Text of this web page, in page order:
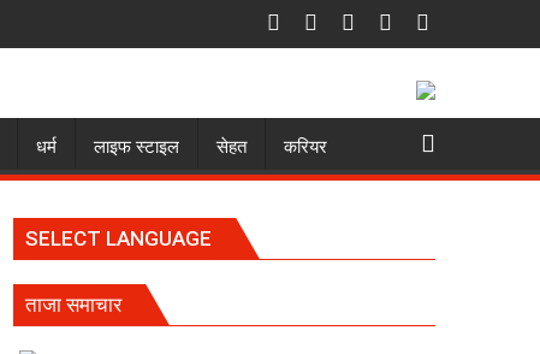
धर्म लाइफ स्टाइल सेहत करियर
SELECT LANGUAGE
ताजा समाचार